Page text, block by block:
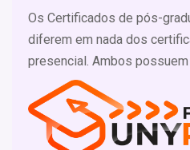
Os Certificados de pós-
diferem em nada dos
presencial. Ambos